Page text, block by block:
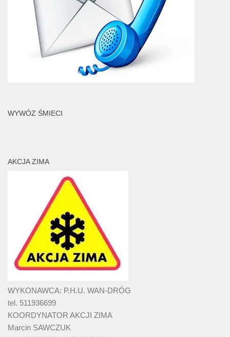
WYWÓZ ŚMIECI
AKCJA ZIMA
WYKONAWCA: P.H.U. WAN-DRÓG
tel. 511936699
KOORDYNATOR AKCJI ZIMA
Marcin SAWCZUK